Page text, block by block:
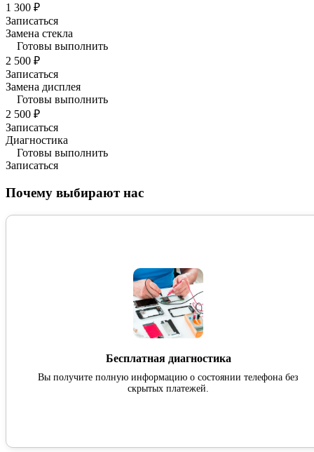
1 300 ₽
Записаться
Замена стекла
Готовы выполнить
2 500 ₽
Записаться
Замена дисплея
Готовы выполнить
2 500 ₽
Записаться
Диагностика
Готовы выполнить
Записаться
Почему выбирают нас
Бесплатная диагностика
Вы получите полную информацию о состоянии телефона без
скрытых платежей.